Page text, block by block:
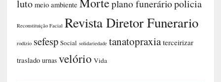
luto meio ambiente plano funeráriopolicia
Reconstituição Facial Revista Diretor Funerario
rodízio sefesp Social solidariedade tanatopraxia terceirizar
traslado urnas velório Vida